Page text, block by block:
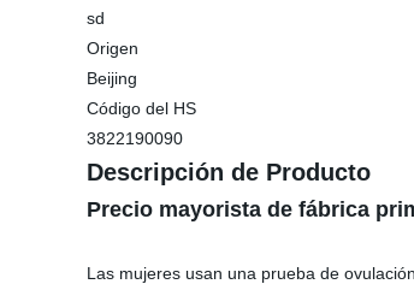
sd
Origen
Beijing
Código del HS
3822190090
Descripción de Producto
Precio mayorista de fábrica
Las mujeres usan una prueba de